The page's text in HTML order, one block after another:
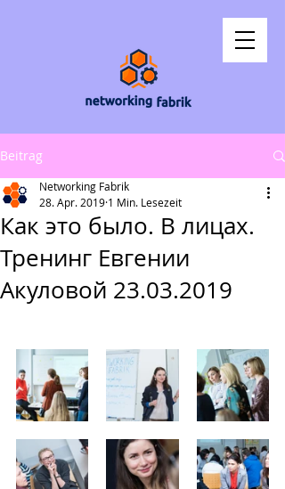
Beitrag
Как это было. В лицах.
Тренинг Евгении
Акуловой 23.03.2019
Networking Fabrik
28. Apr. 2019 1 Min. Lesezeit